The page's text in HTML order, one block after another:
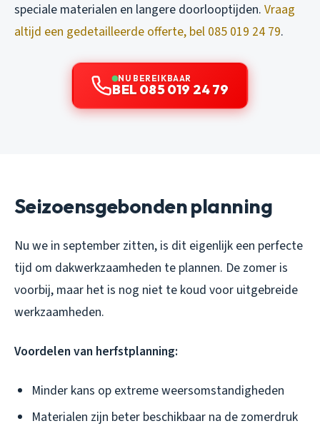
speciale materialen en langere doorlooptijden. Vraag
altijd een gedetailleerde offerte, bel 085 019 24 79.
NU BEREIKBAAR
BEL 085 019 24 79
Seizoensgebonden planning
Nu we in september zitten, is dit eigenlijk een perfecte
tijd om dakwerkzaamheden te plannen. De zomer is
voorbij, maar het is nog niet te koud voor uitgebreide
werkzaamheden.
Voordelen van herfstplanning:
Minder kans op extreme weersomstandigheden
Materialen zijn beter beschikbaar na de zomerdruk